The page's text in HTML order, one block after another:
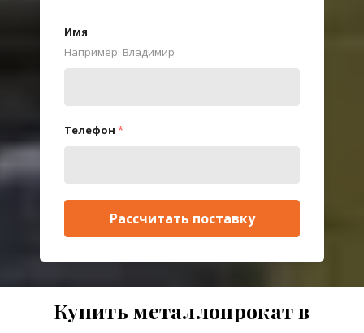
Имя
Например: Владимир
Телефон *
Рассчитать поставку
Купить металлопрокат в